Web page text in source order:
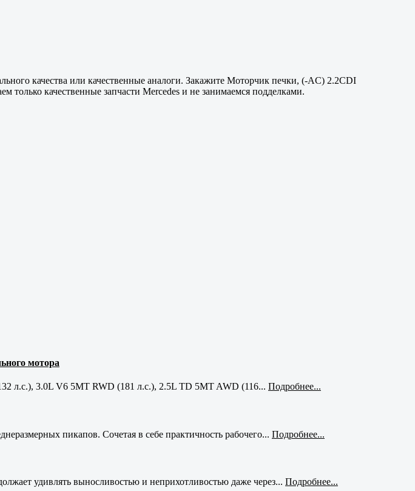
качества или качественные аналоги. Закажите Моторчик печки, (-AC) 2.2CDI
только качественные запчасти Mercedes и не занимаемся подделками.
мотора
л.с.), 3.0L V6 5MT RWD (181 л.с.), 2.5L TD 5MT AWD (116... Подробнее...
пикапов. Сочетая в себе практичность рабочего... Подробнее...
удивлять выносливостью и неприхотливостью даже через... Подробнее...